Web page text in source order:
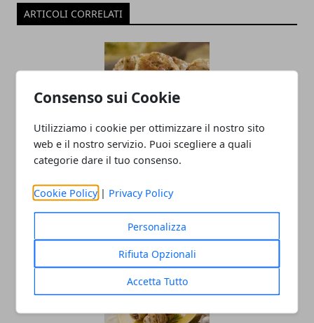
Consenso sui Cookie
Utilizziamo i cookie per ottimizzare il nostro sito
web e il nostro servizio. Puoi scegliere a quali
categorie dare il tuo consenso.
Cookie Policy | Privacy Policy
Personalizza
Rifiuta Opzionali
Accetta Tutto
ARTICOLI CORRELATI
Polpette di pollo e tacchino: ricetta
facile
05/05/2020